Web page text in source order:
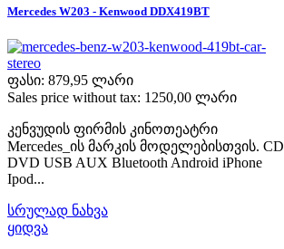
Mercedes W203 - Kenwood DDX419BT
ფასი: 879,95 ლარი
Sales price without tax: 1250,00 ლარი
კენვუდის ფირმის კინოთეატრი
Mercedes_ის მარკის მოდელებისთვის. CD
DVD USB AUX Bluetooth Android iPhone
Ipod...
სრულად ნახვა
ყიდვა